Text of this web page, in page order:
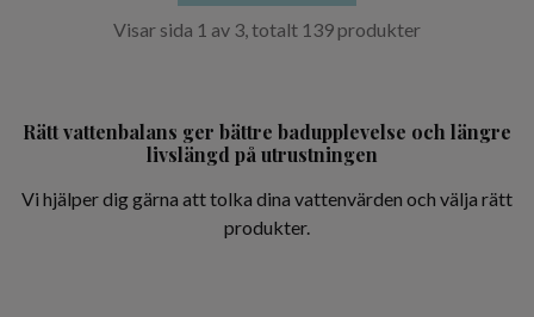
Visar sida 1 av 3, totalt 139 produkter
Rätt vattenbalans ger bättre badupplevelse och längre
livslängd på utrustningen
Vi hjälper dig gärna att tolka dina vattenvärden och välja rätt
produkter.